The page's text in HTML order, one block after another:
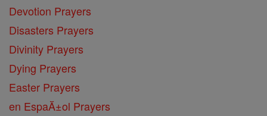
Devotion Prayers
Disasters Prayers
Divinity Prayers
Dying Prayers
Easter Prayers
en EspaĂ±ol Prayers